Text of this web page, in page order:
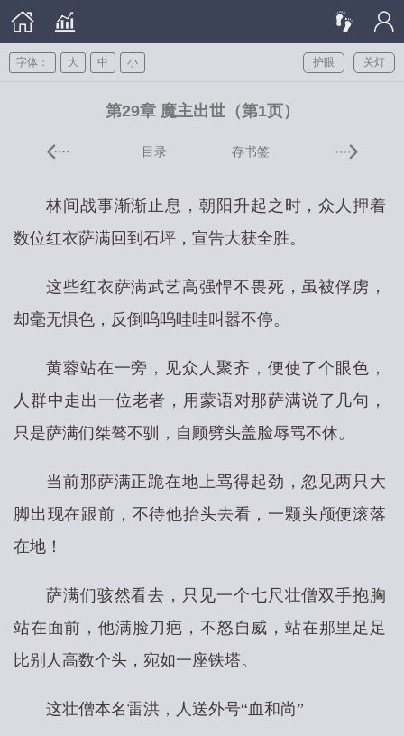
关灯
护眼
字体： 大 中 小
第29章 魔主出世（第1页）
目录 存书签
林间战事渐渐止息，朝阳升起之时，众人押着
数位红衣萨满回到石坪，宣告大获全胜。
这些红衣萨满武艺高强悍不畏死，虽被俘虏，
却毫无惧色，反倒呜呜哇哇叫嚣不停。
黄蓉站在一旁，见众人聚齐，便使了个眼色，
人群中走出一位老者，用蒙语对那萨满说了几句，
只是萨满们桀骜不驯，自顾劈头盖脸辱骂不休。
当前那萨满正跪在地上骂得起劲，忽见两只大
脚出现在跟前，不待他抬头去看，一颗头颅便滚落
在地！
萨满们骇然看去，只见一个七尺壮僧双手抱胸
站在面前，他满脸刀疤，不怒自威，站在那里足足
比别人高数个头，宛如一座铁塔。
这壮僧本名雷洪，人送外号“血和尚”